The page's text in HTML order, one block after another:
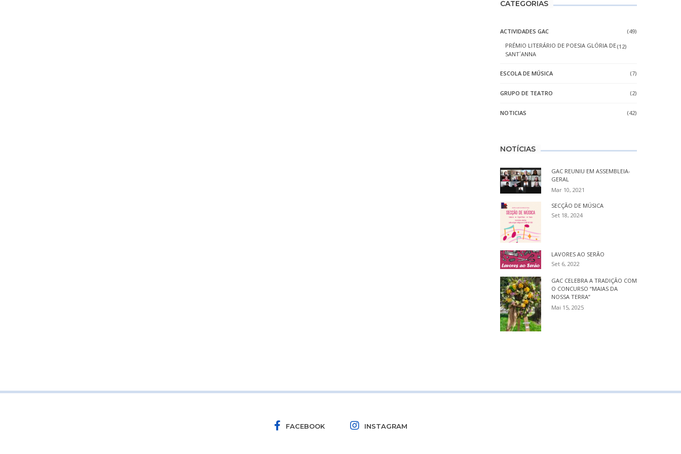
CATEGORIAS
ACTIVIDADES GAC
(49)
PRÉMIO LITERÁRIO DE POESIA GLÓRIA DE
SANT´ANNA
(12)
ESCOLA DE MÚSICA (7)
GRUPO DE TEATRO (2)
NOTICIAS (42)
NOTÍCIAS
GAC REUNIU EM ASSEMBLEIA-
GERAL
Mar 10, 2021
SECÇÃO DE MÚSICA
Set 18, 2024
LAVORES AO SERÃO
Set 6, 2022
GAC CELEBRA A TRADIÇÃO COM
O CONCURSO “MAIAS DA
NOSSA TERRA”
Mai 15, 2025
FACEBOOK INSTAGRAM